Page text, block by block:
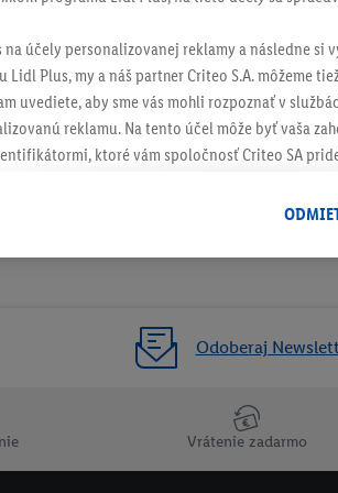
Odoberaj
Vrátenie zadarmo
účely personalizovanej reklamy a následne
Lidl Plus, my a náš partner Criteo S.A. môžeme
uvediete, aby sme vás mohli rozpoznať v
reklamu. Na tento účel môže byť vaša
ktoré vám spoločnosť Criteo SA
nie jeho zakúpením), sa môžu zobrazovať aj
možno priradiť niekoľko koncových zariadení
e-mailovej adresy a prípadne ďalších
" môžete povoliť iba používanie
práve kedykoľvek odvolať súhlas s
.